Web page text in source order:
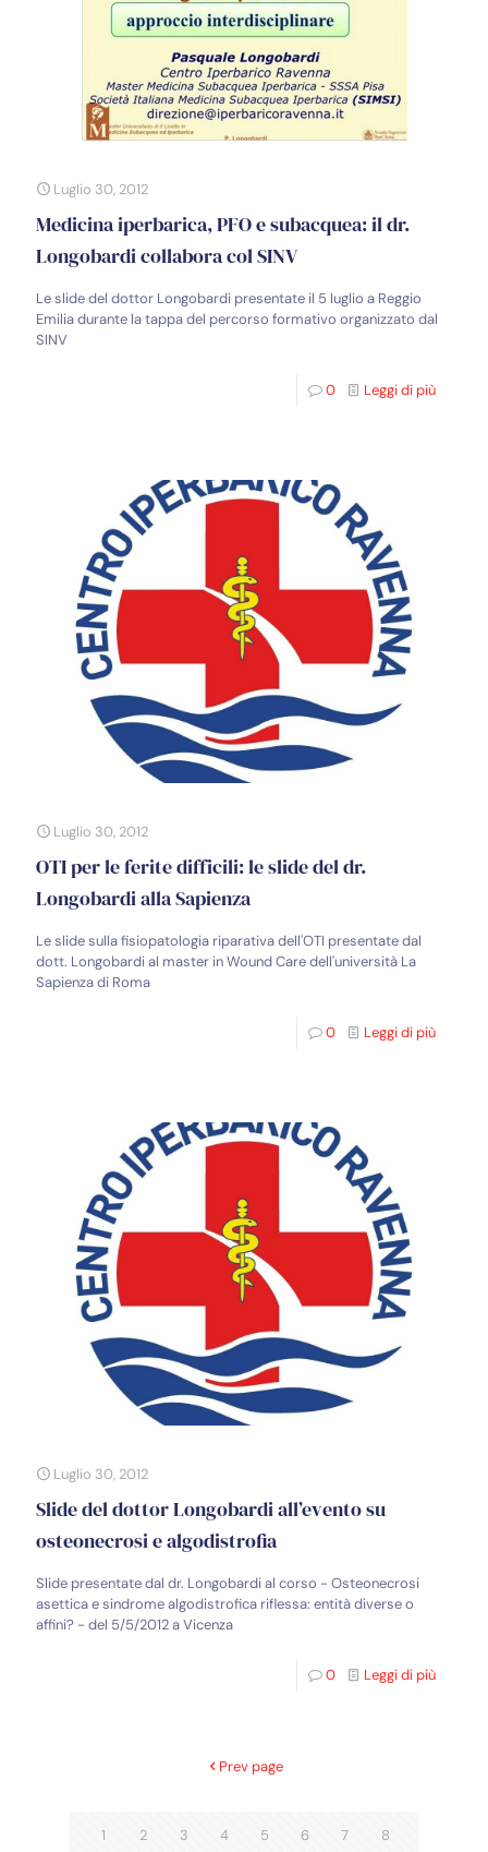
Luglio 30, 2012
Medicina iperbarica, PFO e subacquea: il dr.
Longobardi collabora col SINV
Le slide del dottor Longobardi presentate il 5 luglio a Reggio
Emilia durante la tappa del percorso formativo organizzato dal
SINV
0 Leggi di più
Luglio 30, 2012
OTI per le ferite difficili: le slide del dr.
Longobardi alla Sapienza
Le slide sulla fisiopatologia riparativa dell'OTI presentate dal
dott. Longobardi al master in Wound Care dell'università La
Sapienza di Roma
0 Leggi di più
Luglio 30, 2012
Slide del dottor Longobardi all’evento su
osteonecrosi e algodistrofia
Slide presentate dal dr. Longobardi al corso - Osteonecrosi
asettica e sindrome algodistrofica riflessa: entità diverse o
affini? - del 5/5/2012 a Vicenza
0 Leggi di più
Prev page
1 2 3 4 5 6 7 8